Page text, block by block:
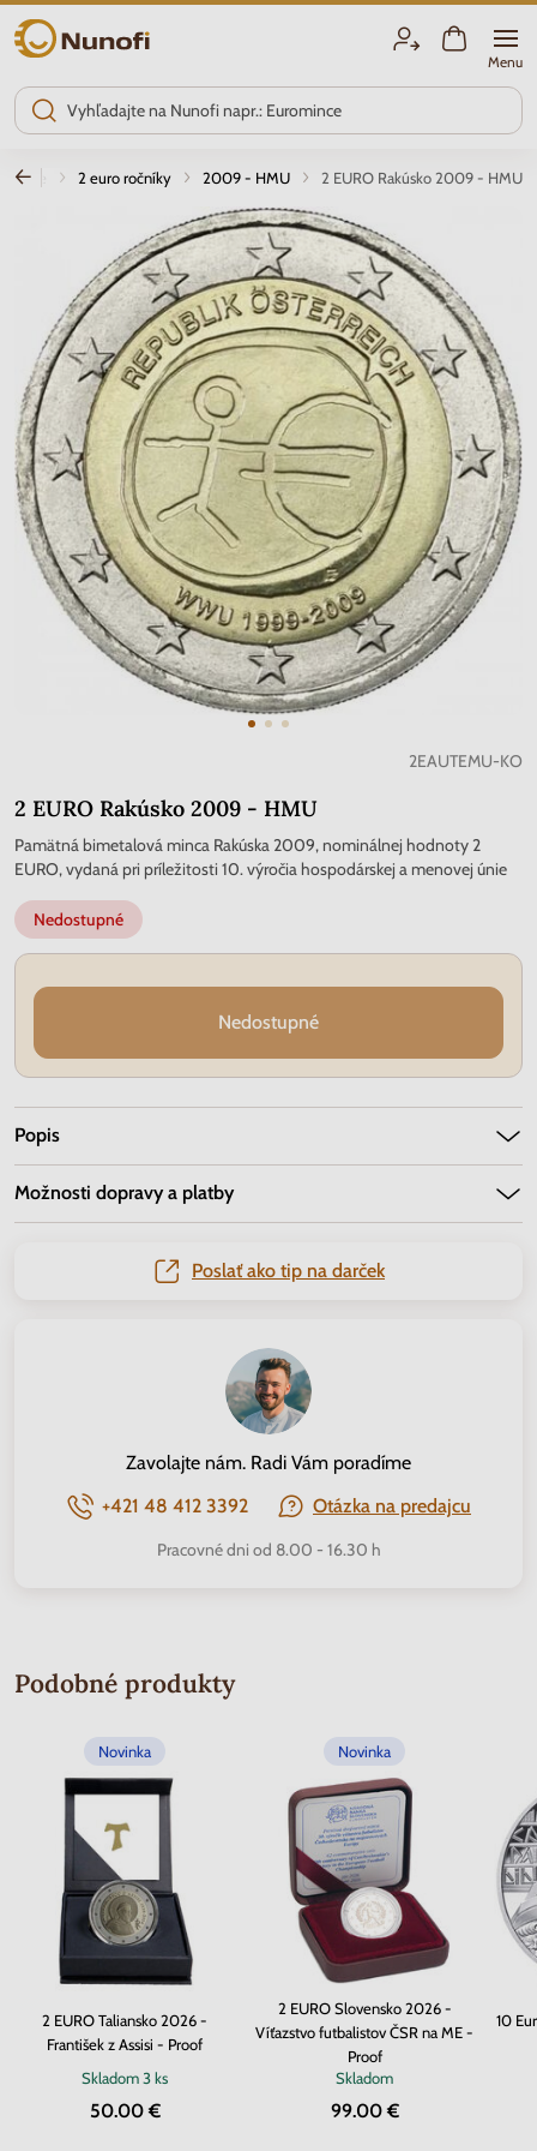
Nunofi.sk
Menu
2 euro ročníky 2009 - HMU 2 EURO Rakúsko 2009 - HMU
2EAUTEMU-KO
2 EURO Rakúsko 2009 - HMU
Pamätná bimetalová minca Rakúska 2009, nominálnej hodnoty 2
EURO, vydaná pri príležitosti 10. výročia hospodárskej a menovej únie
Nedostupné
Nedostupné
Popis
Možnosti dopravy a platby
Poslať ako tip na darček
Zavolajte nám. Radi Vám poradíme
+421 48 412 3392
Otázka na predajcu
Pracovné dni od 8.00 - 16.30 h
Podobné produkty
Novinka
2 EURO Taliansko 2026 -
František z Assisi - Proof
Skladom3 ks
50.00 €
Novinka
2 EURO Slovensko 2026 -
Víťazstvo futbalistov ČSR na ME -
Proof
Skladom
99.00 €
10